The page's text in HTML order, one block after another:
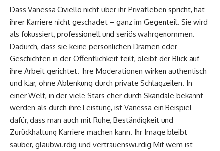
Dass Vanessa Civiello nicht über ihr Privatleben spricht, hat
ihrer Karriere nicht geschadet – ganz im Gegenteil. Sie wird
als fokussiert, professionell und seriös wahrgenommen.
Dadurch, dass sie keine persönlichen Dramen oder
Geschichten in der Öffentlichkeit teilt, bleibt der Blick auf
ihre Arbeit gerichtet. Ihre Moderationen wirken authentisch
und klar, ohne Ablenkung durch private Schlagzeilen. In
einer Welt, in der viele Stars eher durch Skandale bekannt
werden als durch ihre Leistung, ist Vanessa ein Beispiel
dafür, dass man auch mit Ruhe, Beständigkeit und
Zurückhaltung Karriere machen kann. Ihr Image bleibt
sauber, glaubwürdig und vertrauenswürdig Mit wem ist